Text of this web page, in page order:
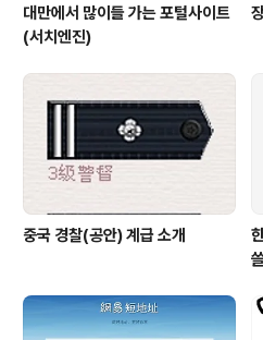
대만에서 많이들 가는 포털사이트
(서치엔진)
중국 경찰(공안) 계급 소개